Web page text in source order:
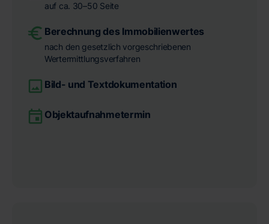
auf ca. 30–50 Seite
Berechnung des Immobilienwertes
nach den gesetzlich vorgeschriebenen
Wertermittlungsverfahren
Bild- und Textdokumentation
Objektaufnahmetermin